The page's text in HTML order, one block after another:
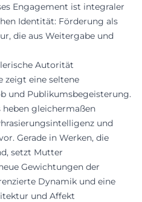
Engagement ist integraler
Identität: Förderung als
die aus Weitergabe und
Autorität
zeigt eine seltene
und Publikumsbegeisterung.
heben gleichermaßen
und
Gerade in Werken, die
setzt Mutter
Gewichtungen der
Dynamik und eine
und Affekt